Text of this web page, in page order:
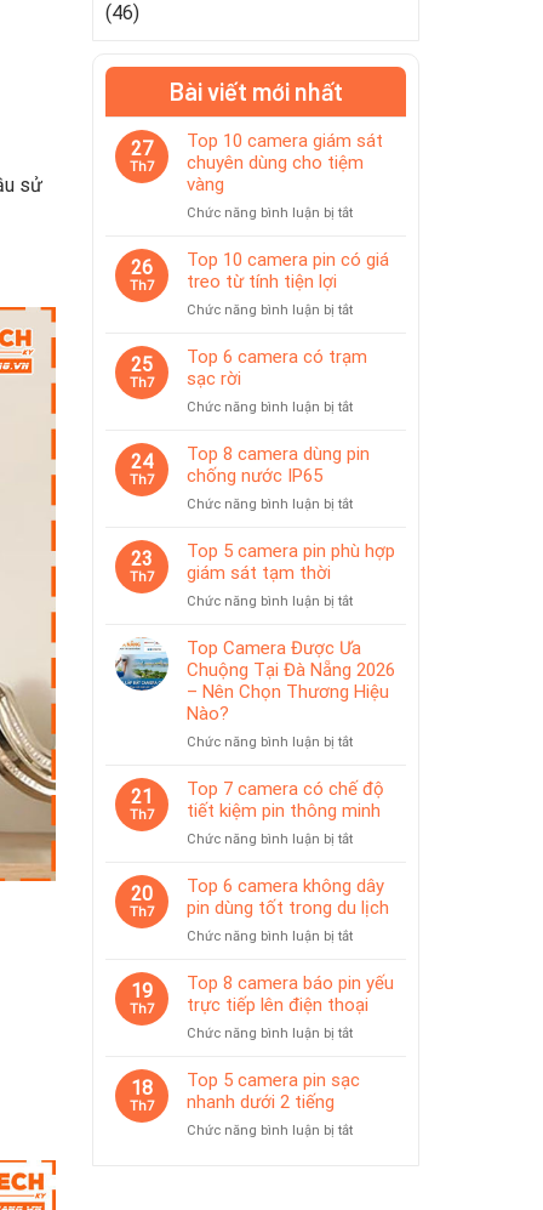
sử
(46)
Bài viết mới nhất
27
Th7
Top 10 camera giám sát
chuyên dùng cho tiệm
vàng
Chức năng bình luận bị tắtở
10
camera
sát
dùng
26
Th7
Top 10 camera pin có giá
treo từ tính tiện lợi
Chức năng bình luận bị tắtở
10
có
treo
25
Th7
Top 6 camera có trạm
sạc rời
Chức năng bình luận bị tắtở
6
trạm
rời
24
Th7
Top 8 camera dùng pin
chống nước IP65
Chức năng bình luận bị tắtở
8
camera
pin
nước
IP65
23
Th7
Top 5 camera pin phù hợp
giám sát tạm thời
Chức năng bình luận bị tắtở
5
camera
pin
phù
giám
tạm
thời
Top Camera Được Ưa
Chuộng Tại Đà Nẵng 2026
– Nên Chọn Thương Hiệu
Nào?
Chức năng bình luận bị tắtở
Camera
Được
Chuộng
Đà
Nẵng
Chọn
Thương
Hiệu
21
Th7
Top 7 camera có chế độ
tiết kiệm pin thông minh
Chức năng bình luận bị tắtở
camera
chế
tiết
kiệm
20
Th7
Top 6 camera không dây
pin dùng tốt trong du lịch
Chức năng bình luận bị tắtở
6
camera
không
dây
dùng
19
Th7
Top 8 camera báo pin yếu
trực tiếp lên điện thoại
Chức năng bình luận bị tắtở
8
pin
18
Th7
Top 5 camera pin sạc
nhanh dưới 2 tiếng
Chức năng bình luận bị tắtở